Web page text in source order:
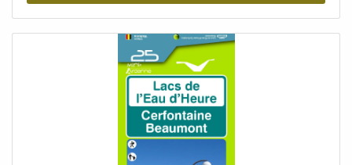
aérateur spécial (inclus) pour un jet d'eau agréablement
compromettre le confort. RACCORD : Pour raccord
résistant à la pression (reconnaissable aux 2 tuyaux de
raccordement) et raccord sans pression (reconnaissable
aux 3 tuyaux de raccordement) INSTALLATION : Montage
mural sous comptoir uniquement. Raccordement
électrique 400 V. Augmentation de la température de l'eau
de 25 degrés : La température de sortie du robinet dépend
de l'alimentation en eau froide du bâtiment. Débit d'eau